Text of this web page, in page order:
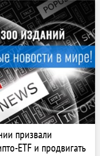
призвали
ETF и продвигать